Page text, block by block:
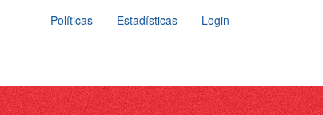
Políticas Estadísticas Login